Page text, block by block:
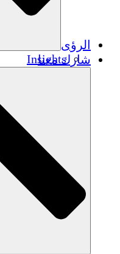
الرؤى
Insights
شارك معنا